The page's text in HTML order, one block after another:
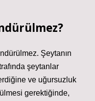
Şeytanın
şeytanlar
ve uğursuzluk
gerektiğinde,